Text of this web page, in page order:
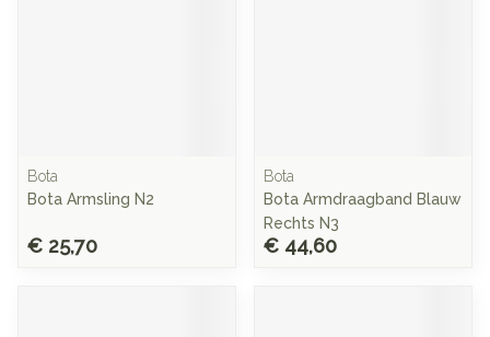
Bota
Bota Armsling N2
€ 25,70
Bota
Bota Armdraagband Blauw
Rechts N3
€ 44,60